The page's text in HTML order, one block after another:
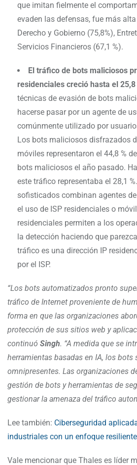
que imitan fielmente el
evaden las defensas, fue más
Derecho y Gobierno (75,8%),
Servicios Financieros (67,1 %).
El tráfico de bots maliciosos
residenciales creció hasta el 25,8
técnicas de evasión de bots
hacerse pasar por un agente de
comúnmente utilizado por
Los bots maliciosos disfrazados
móviles representaron el 44,8 %
bots maliciosos el año pasado.
este tráfico representaba el 28,1
sofisticados combinan agentes
el uso de ISP residenciales o
residenciales permiten a los
la detección haciendo que
tráfico es una dirección IP
por el ISP.
“Los bots automatizados pronto
tráfico de Internet proveniente de
forma en que las organizaciones
protección de sus sitios web y
continuó Singh. “A medida que se
herramientas basadas en IA, los bots
omnipresentes. Las organizaciones
gestión de bots y herramientas de
gestionar la amenaza del tráfico
Lee también: Ciberseguridad
industriales con un enfoque resiliente
Vale mencionar que Thales es líder